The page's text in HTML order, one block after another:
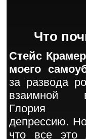
Что
Стейс
моего
за развода
взаимной
Глория
депрессию.
что все это